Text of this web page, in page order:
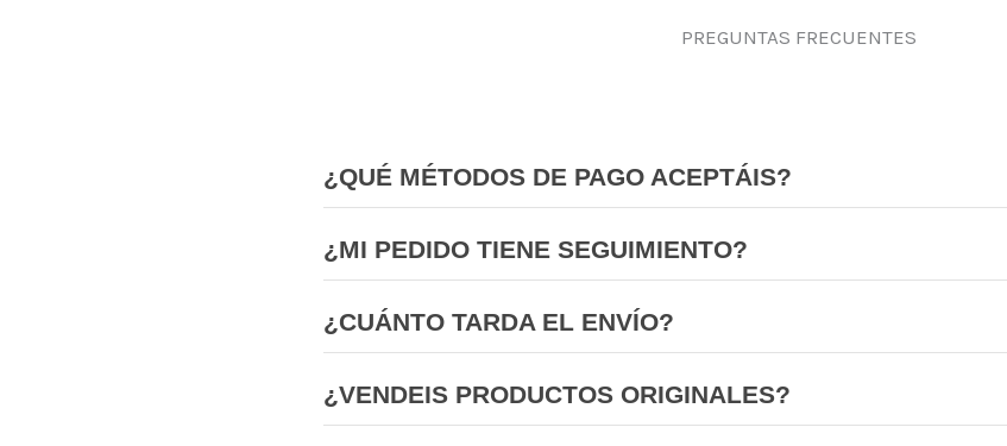
PREGUNTAS FRECUENTES
¿QUÉ MÉTODOS DE PAGO ACEPTÁIS?
¿MI PEDIDO TIENE SEGUIMIENTO?
¿CUÁNTO TARDA EL ENVÍO?
¿VENDEIS PRODUCTOS ORIGINALES?